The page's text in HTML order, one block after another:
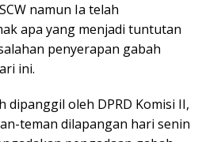
namun Ia telah
apa yang menjadi tuntutan
penyerapan gabah
ini.
dipanggil oleh DPRD Komisi II,
teman dilapangan hari senin